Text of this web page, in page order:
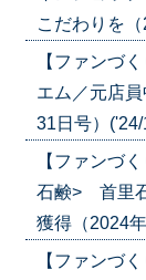
こだわりを
【ファンづ
エム／元店
31日号）
【ファンづ
石鹸> 首里
獲得（2024
【ファンづ